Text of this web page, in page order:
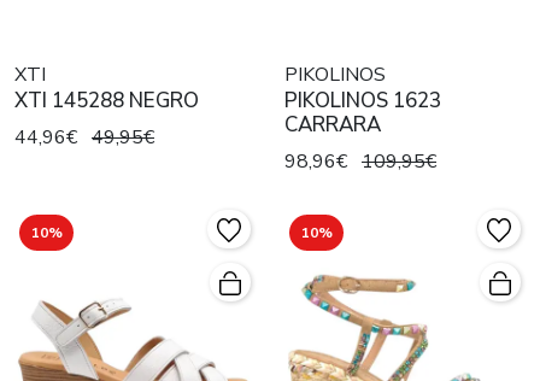
XTI
XTI 145288 NEGRO
44,96€ 49,95€
PIKOLINOS
PIKOLINOS 1623
CARRARA
98,96€ 109,95€
10% 10%